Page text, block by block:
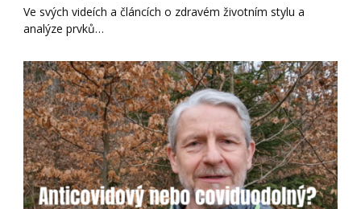
Ve svých videích a článcích o zdravém životním stylu a
analýze prvků…